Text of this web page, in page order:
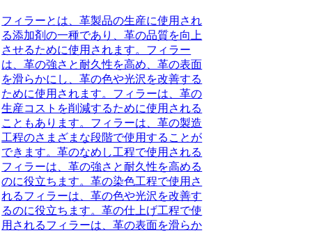
フィラーとは、革製品の生産に使用され
る添加剤の一種であり、革の品質を向上
させるために使用されます。フィラー
は、革の強さと耐久性を高め、革の表面
を滑らかにし、革の色や光沢を改善する
ために使用されます。フィラーは、革の
生産コストを削減するために使用される
こともあります。フィラーは、革の製造
工程のさまざまな段階で使用することが
できます。革のなめし工程で使用される
フィラーは、革の強さと耐久性を高める
のに役立ちます。革の染色工程で使用さ
れるフィラーは、革の色や光沢を改善す
るのに役立ちます。革の仕上げ工程で使
用されるフィラーは、革の表面を滑らか